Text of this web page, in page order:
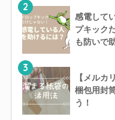
2
感電して
プキック
も防いで
3
【メルカ
梱包用封
う！